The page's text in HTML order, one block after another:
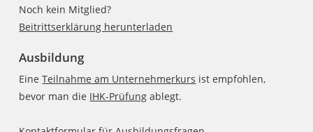
Noch kein Mitglied?
Beitrittserklärung herunterladen
Ausbildung
EineTeilnahme am Unternehmerkurs ist empfohlen,
bevor man die IHK-Prüfung ablegt.